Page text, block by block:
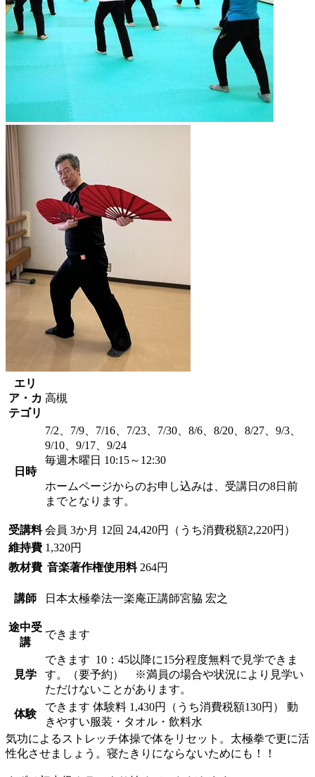
エリ
ア・カ
テゴリ
高槻
日時
7/2、7/9、7/16、7/23、7/30、8/6、8/20、8/27、9/3、
9/10、9/17、9/24
毎週木曜日 10:15～12:30
ホームページからのお申し込みは、受講日の8日前
までとなります。
受講料 会員 3か月 12回 24,420円（うち消費税額2,220円）
維持費 1,320円
教材費 音楽著作権使用料 264円
講師 日本太極拳法一楽庵正講師宮脇 宏之
途中受
講
できます
見学
できます 10：45以降に15分程度無料で見学できま
す。（要予約） ※満員の場合や状況により見学い
ただけないことがあります。
体験
できます 体験料 1,430円（うち消費税額130円） 動
きやすい服装・タオル・飲料水
気功によるストレッチ体操で体をリセット。太極拳で更に活
性化させましょう。寝たきりにならないためにも！！